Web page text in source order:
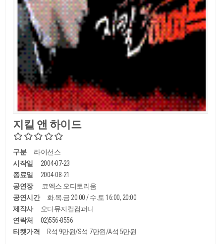
지킬 앤 하이드
구분
라이선스
시작일
2004-07-23
종료일
2004-08-21
공연장
코엑스 오디토리움
공연시간
화.목.금 20:00 / 수.토 16:00, 20:00
제작사
오디뮤지컬컴퍼니
연락처
02)556-8556
티켓가격
R석 9만원/S석 7만원/A석 5만원